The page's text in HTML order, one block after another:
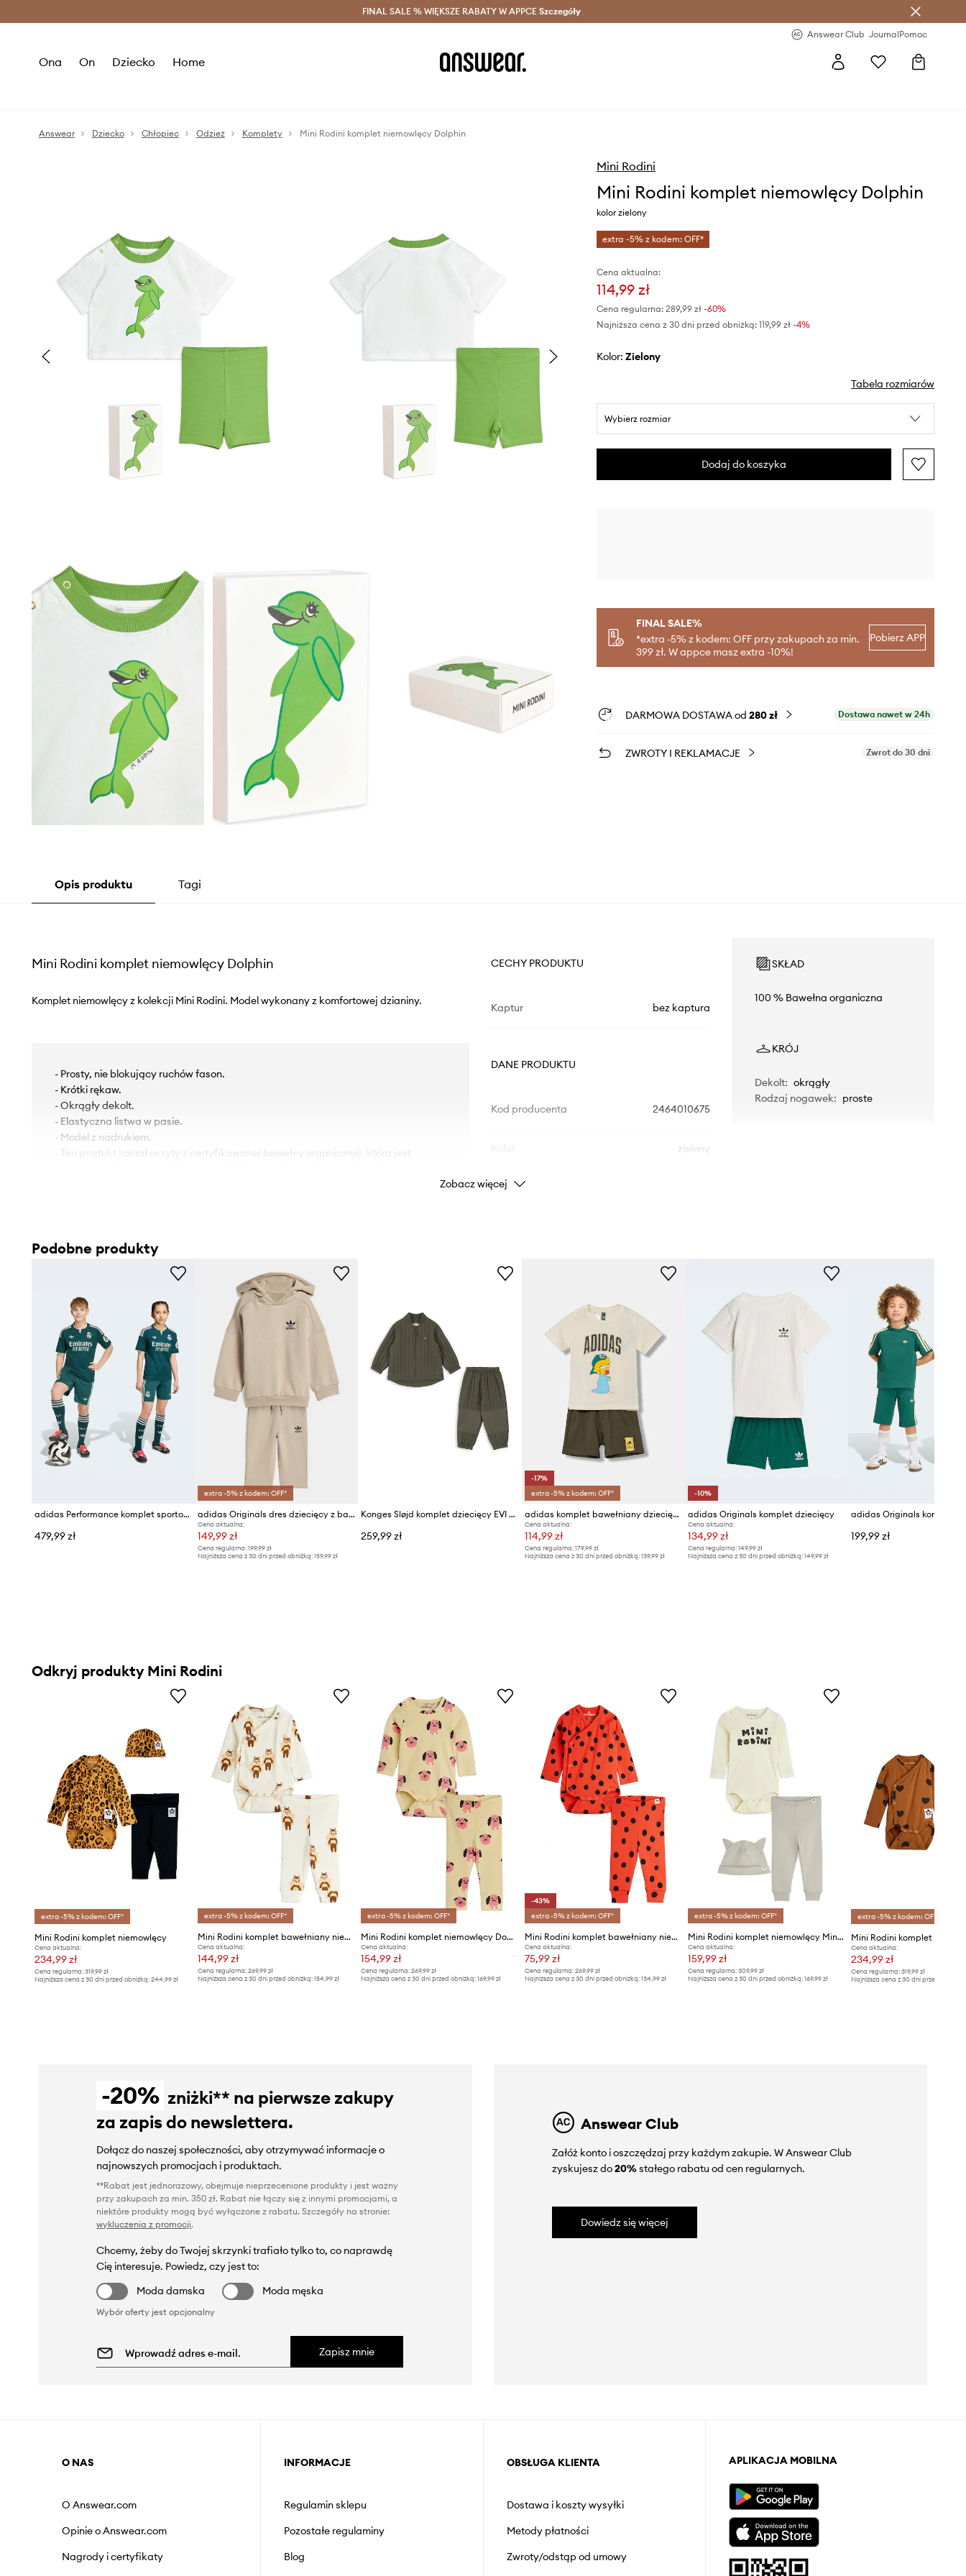
Oszczędzaj z Answear Club > Dostawa nawet w 24h >
FINAL SALE % WIĘKSZE RABATY W APPCE Szczegóły
Answear Club JournalPomoc
Ona On Dziecko Home
Answear Dziecko Chłopiec Odzież Komplety Mini Rodini komplet niemowlęcy Dolphin
Mini Rodini
Mini Rodini komplet niemowlęcy Dolphin
kolor zielony
extra -5% z kodem: OFF*
Cena aktualna:
114,99 zł
Cena regularna: 289,99 zł-60%
Najniższa cena z 30 dni przed obniżką: 119,99 zł -4%
Kolor: zielony
Tabela rozmiarów
Wybierz rozmiar
Dodaj do koszyka
FINAL SALE%
*extra -5% z kodem: OFF przy zakupach za min.
399 zł. W appce masz extra -10%!
Pobierz APP
DARMOWA DOSTAWA od 280 zł Dostawa nawet w 24h
ZWROTY I REKLAMACJE Zwrot do 30 dni
Opis produktu Tagi
Mini Rodini komplet niemowlęcy Dolphin
Komplet niemowlęcy z kolekcji Mini Rodini. Model wykonany z komfortowej dzianiny.
- Prosty, nie blokujący ruchów fason.
- Krótki rękaw.
- Okrągły dekolt.
- Elastyczna listwa w pasie.
- Model z nadrukiem.
- Ten produkt został uszyty z certyfikowanej bawełny organicznej, która jest
naturalnego i praw pracowników.
CECHY PRODUKTU
Kaptur bez kaptura
DANE PRODUKTU
Kod producenta 2464010675
zielony
Marka
ID Produktu
SKŁAD
100 % Bawełna organiczna
KRÓJ
Dekolt: okrągły
Rodzaj nogawek: proste
Zobacz więcej
Podobne produkty
adidas Performance komplet sportowy dziecięcy REAL MADRID
479,99 zł
extra -5% z kodem: OFF*
adidas Originals dres dziecięcy z bawełną
Cena aktualna:
149,99 zł
Cena regularna:199,99 zł
Najniższa cena z 30 dni przed obniżką:159,99 zł
Konges Sløjd komplet dziecięcy EVI THERMO SET
259,99 zł
-17%
extra -5% z kodem: OFF*
adidas komplet bawełniany dziecięcy
Cena aktualna:
114,99 zł
Cena regularna: 179,99 zł
Najniższa cena z 30 dni przed obniżką: 139,99 zł
-10%
adidas Originals komplet dziecięcy
Cena aktualna:
134,99 zł
Cena regularna:149,99 zł
Najniższa cena z 30 dni przed obniżką:149,99 zł
199,99 zł
Odkryj produkty Mini Rodini
extra -5% z kodem: OFF*
Mini Rodini komplet niemowlęcy
Cena aktualna:
234,99 zł
Cena regularna: 319,99 zł
Najniższa cena z 30 dni przed obniżką: 244,99 zł
extra -5% z kodem: OFF*
Mini Rodini komplet bawełniany niemowlęcy Bees
Cena aktualna:
144,99 zł
Cena regularna:269,99 zł
Najniższa cena z 30 dni przed obniżką:154,99 zł
extra -5% z kodem: OFF*
Mini Rodini komplet niemowlęcy Doggies
Cena aktualna:
154,99 zł
Cena regularna: 269,99 zł
Najniższa cena z 30 dni przed obniżką: 169,99 zł
-43%
extra -5% z kodem: OFF*
Mini Rodini komplet bawełniany niemowlęcy Dots
Cena aktualna:
75,99 zł
Cena regularna: 269,99 zł
Najniższa cena z 30 dni przed obniżką: 134,99 zł
extra -5% z kodem: OFF*
Mini Rodini komplet niemowlęcy Mini Rodini Cats
Cena aktualna:
159,99 zł
Cena regularna:309,99 zł
Najniższa cena z 30 dni przed obniżką:169,99 zł
extra -5% z kodem: OFF*
Mini Rodini komplet
Cena aktualna:
234,99 zł
Cena regularna: 319,99 zł
Najniższa cena z 30 dni przed obniżką:
-20% zniżki** na pierwsze zakupy
za zapis do newslettera.
Dołącz do naszej społeczności, aby otrzymywać informacje o
najnowszych promocjach i produktach.
**Rabat jest jednorazowy, obejmuje nieprzecenione produkty i jest ważny
przy zakupach za min. 350 zł. Rabat nie łączy się z innymi promocjami, a
niektóre produkty mogą być wyłączone z rabatu. Szczegóły na stronie:
wykluczenia z promocji.
Chcemy, żeby do Twojej skrzynki trafiało tylko to, co naprawdę
Cię interesuje. Powiedz, czy jest to:
Moda damska
Moda męska
Wybór oferty jest opcjonalny
Zapisz mnie
Answear Club
Załóż konto i oszczędzaj przy każdym zakupie. W Answear Club
zyskujesz do20%stałego rabatu od cen regularnych.
Dowiedz się więcej
O NAS
O Answear.com
Opinie o Answear.com
Nagrody i certyfikaty
INFORMACJE
Regulamin sklepu
Pozostałe regulaminy
Blog
OBSŁUGA KLIENTA
Dostawa i koszty wysyłki
Metody płatności
Zwroty/odstąp od umowy
APLIKACJA MOBILNA